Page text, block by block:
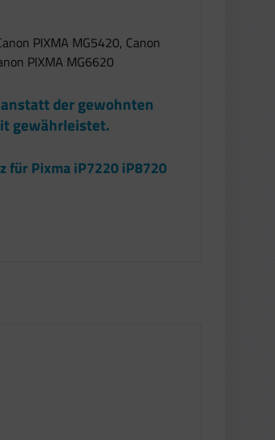
PIXMA MG5420, Canon
PIXMA MG6620
der gewohnten
gewährleistet.
für Pixma iP7220 iP8720